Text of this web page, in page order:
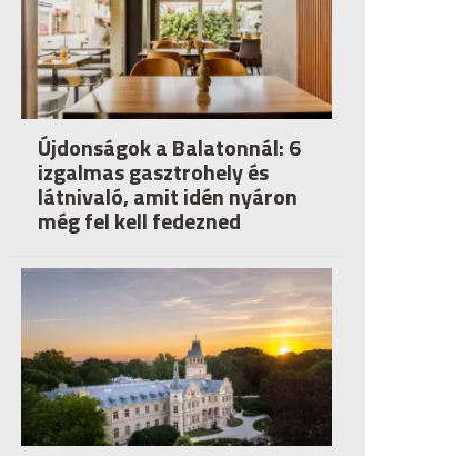
Újdonságok a Balatonnál: 6
izgalmas gasztrohely és
látnivaló, amit idén nyáron
még fel kell fedezned